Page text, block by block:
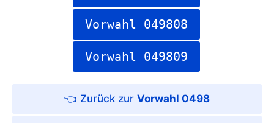
Vorwahl 049808
Vorwahl 049809
Vorwahl 0498